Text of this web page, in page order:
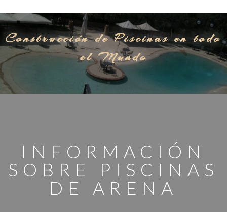
Construcción de Piscinas en todo
el Mundo
INFORMACIÓN
SOBRE PISCINAS
DE ARENA